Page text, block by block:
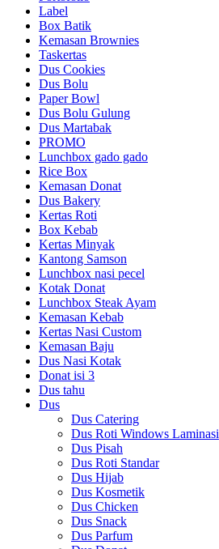
Label
Box Batik
Kemasan Brownies
Taskertas
Dus Cookies
Dus Bolu
Paper Bowl
Dus Bolu Gulung
Dus Martabak
PROMO
Lunchbox gado gado
Rice Box
Kemasan Donat
Dus Bakery
Kertas Roti
Box Kebab
Kertas Minyak
Kantong Samson
Lunchbox nasi pecel
Kotak Donat
Lunchbox Steak Ayam
Kemasan Kebab
Kertas Nasi Custom
Kemasan Baju
Dus Nasi Kotak
Donat isi 3
Dus tahu
Dus
Dus Catering
Dus Roti Windows Laminasi
Dus Pisah
Dus Roti Standar
Dus Hijab
Dus Kosmetik
Dus Chicken
Dus Snack
Dus Parfum